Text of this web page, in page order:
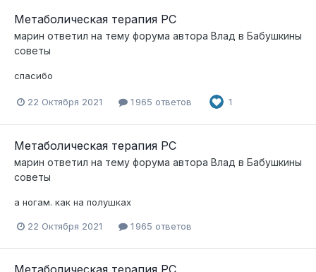
Метаболическая терапия РС
марин ответил на тему форума автора Влад в Бабушкины
советы
спасибо
22 Октября 2021 1 965 ответов 1
Метаболическая терапия РС
марин ответил на тему форума автора Влад в Бабушкины
советы
а ногам. как на полушках
22 Октября 2021 1 965 ответов
Метаболическая терапия РС